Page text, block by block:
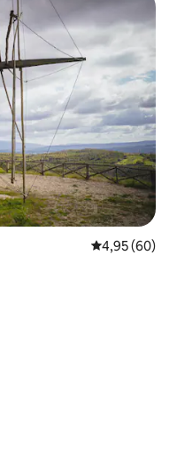
Priemerné
4,95 (60)